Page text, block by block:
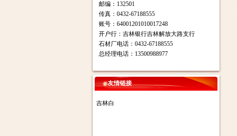
邮编：132501
传真：0432-67188555
账号：64001201010017248
开户行：吉林银行吉林解放大路支行
石材厂电话：0432-67188555
总经理电话：13500988977
友情链接
吉林白